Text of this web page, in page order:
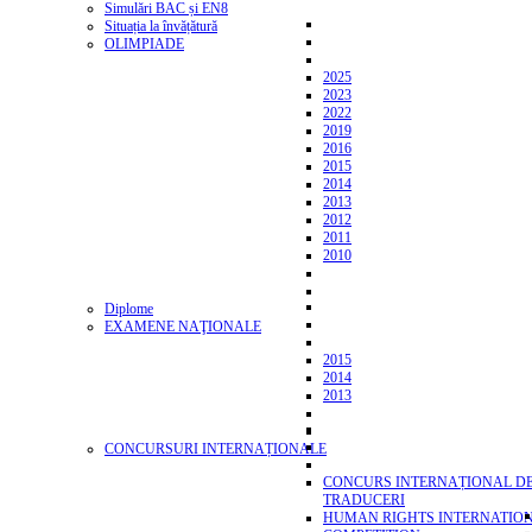
Simulări BAC și EN8
Situația la învățătură
OLIMPIADE
2025
2023
2022
2019
2016
2015
2014
2013
2012
2011
2010
Diplome
EXAMENE NAŢIONALE
2015
2014
2013
CONCURSURI INTERNAȚIONALE
CONCURS INTERNAȚIONAL
TRADUCERI
HUMAN RIGHTS